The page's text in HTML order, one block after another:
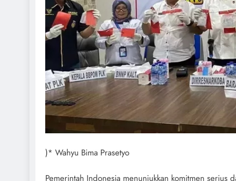
)* Wahyu Bima Prasetyo
Pemerintah Indonesia menunjukkan komitmen serius